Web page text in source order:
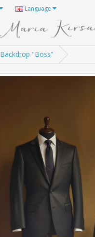
Language
Backdrop "Boss"